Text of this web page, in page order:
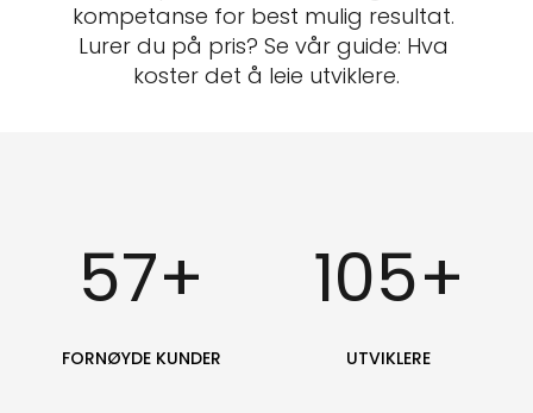
kompetanse for best mulig resultat.
Lurer du på pris? Se vår guide: Hva
koster det å leie utviklere.
57+
FORNØYDE KUNDER
105+
UTVIKLERE